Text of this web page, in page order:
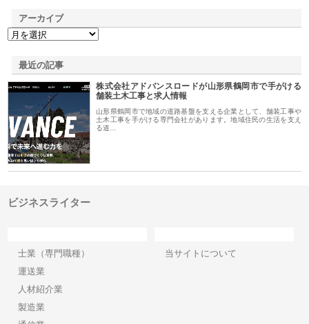
アーカイブ
最近の記事
株式会社アドバンスロードが山形県鶴岡市で手がける
舗装土木工事と求人情報
山形県鶴岡市で地域の道路基盤を支える企業として、舗装工事や
土木工事を手がける専門会社があります。地域住民の生活を支え
る道…
ビジネスライター
士業（専門職種）
運送業
人材紹介業
製造業
当サイトについて